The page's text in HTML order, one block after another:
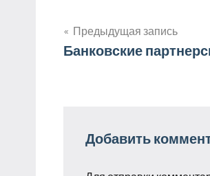
Навигация
Предыдущая запись
Банковские
Добавить